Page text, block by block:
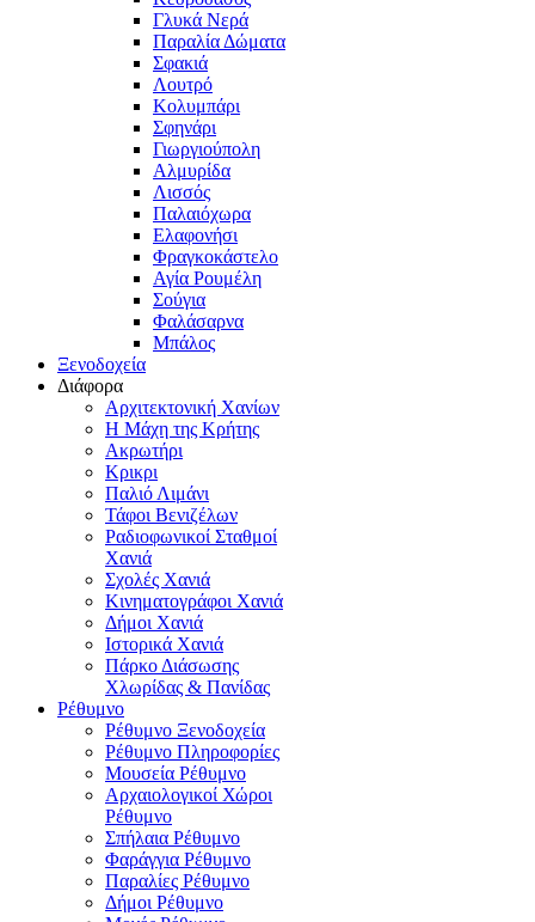
Γλυκά Νερά
Παραλία Δώματα
Σφακιά
Λουτρό
Κολυμπάρι
Σφηνάρι
Γιωργιούπολη
Αλμυρίδα
Λισσός
Παλαιόχωρα
Ελαφονήσι
Φραγκοκάστελο
Αγία Ρουμέλη
Σούγια
Φαλάσαρνα
Μπάλος
Ξενοδοχεία
Διάφορα
Αρχιτεκτονική Χανίων
Η Μάχη της Κρήτης
Ακρωτήρι
Κρικρι
Παλιό Λιμάνι
Τάφοι Βενιζέλων
Ραδιοφωνικοί Σταθμοί
Χανιά
Σχολές Χανιά
Κινηματογράφοι Χανιά
Δήμοι Χανιά
Ιστορικά Χανιά
Πάρκο Διάσωσης
Χλωρίδας & Πανίδας
Ρέθυμνο
Ρέθυμνο Ξενοδοχεία
Ρέθυμνο Πληροφορίες
Μουσεία Ρέθυμνο
Αρχαιολογικοί Χώροι
Ρέθυμνο
Σπήλαια Ρέθυμνο
Φαράγγια Ρέθυμνο
Παραλίες Ρέθυμνο
Δήμοι Ρέθυμνο